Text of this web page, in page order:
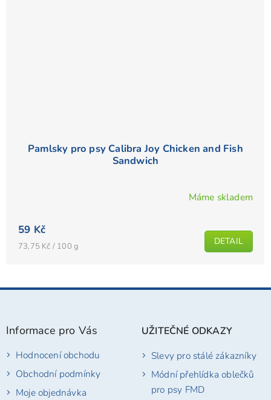
Pamlsky pro psy Calibra Joy Chicken and Fish
Sandwich
produktu
je
5
Máme skladem
59 Kč
Měrná
73,75 Kč / 100 g DETAIL
Z
Informace pro Vás
Hodnocení obchodu
Obchodní podmínky
Moje objednávka
UŽITEČNÉ ODKAZY
Slevy pro stálé zákazníky
Módní přehlídka oblečků
pro psy FMD